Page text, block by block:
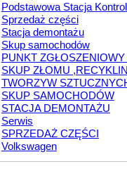
Podstawowa Stacja
Sprzedaż części
Stacja demontażu
Skup samochodów
PUNKT
SKUP ZŁOMU
TWORZYW
SKUP SAMOCHODÓW
STACJA DEMONTAŻU
Serwis
SPRZEDAŻ CZĘŚCI
Volkswagen